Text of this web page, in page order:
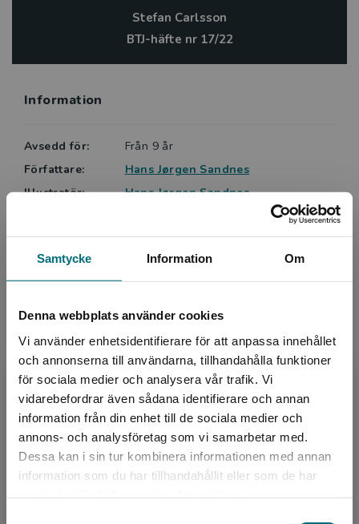
Samtycke Information Om
Denna webbplats använder cookies
Vi använder enhetsidentifierare för att anpassa innehållet
och annonserna till användarna, tillhandahålla funktioner
för sociala medier och analysera vår trafik. Vi
vidarebefordrar även sådana identifierare och annan
information från din enhet till de sociala medier och
annons- och analysföretag som vi samarbetar med.
Dessa kan i sin tur kombinera informationen med annan
information som du har tillhandahållit eller som de har
Begränsad fraktregion
Det verkar som att du besöker
Stefan Carlsson
BTJ-häfte nr 17/22
Information
Avsedd för:
Från 9 år
Författare:
Hans Jørgen Sandnes
Illustratör:
Hans Jørgen Sandnes
Läsordning:
2 av 8
Ämnesområde:
Djur och natur
Spöken och monster
Språk:
Svenska
Lättlästnivå:
Nivå 3
ISBN:
9789179876920
Utgivningsår:
2023
Artikelnummer:
45284-01
Upplaga:
Första
Sidantal:
128
Köp- och leveransvillkor